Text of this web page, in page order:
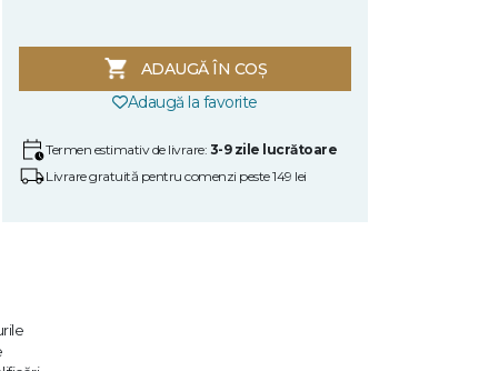
ADAUGĂ ÎN COȘ
Adaugă la favorite
Termen estimativ de livrare: 3-9 zile lucrătoare
Livrare gratuită pentru comenzi peste 149 lei